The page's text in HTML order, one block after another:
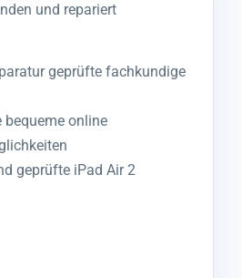
und repariert
geprüfte fachkundige
bequeme online
geprüfte iPad Air 2